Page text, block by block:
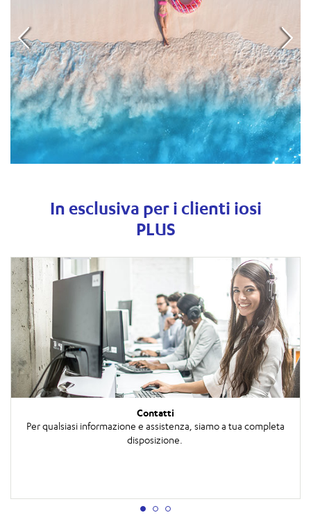
In esclusiva per i clienti iosi
PLUS
Contatti
Per qualsiasi informazione e assistenza, siamo a tua completa
disposizione.